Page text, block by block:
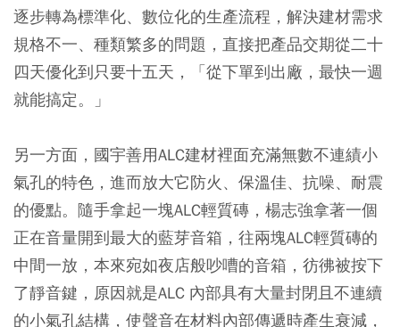
逐步轉為標準化、數位化的生產流程，解決建材需求
規格不一、種類繁多的問題，直接把產品交期從二十
四天優化到只要十五天，「從下單到出廠，最快一週
就能搞定。」
另一方面，國宇善用ALC建材裡面充滿無數不連績小
氣孔的特色，進而放大它防火、保溫佳、抗噪、耐震
的優點。隨手拿起一塊ALC輕質磚，楊志強拿著一個
正在音量開到最大的藍芽音箱，往兩塊ALC輕質磚的
中間一放，本來宛如夜店般吵嘈的音箱，彷彿被按下
了靜音鍵，原因就是ALC 內部具有大量封閉且不連續
的小氣孔結構，使聲音在材料內部傳遞時產生衰減，